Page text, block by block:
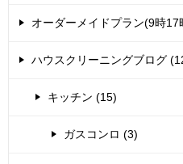
オーダーメイドプラン(9時17
ハウスクリーニングブログ
キッチン (15)
ガスコンロ (3)